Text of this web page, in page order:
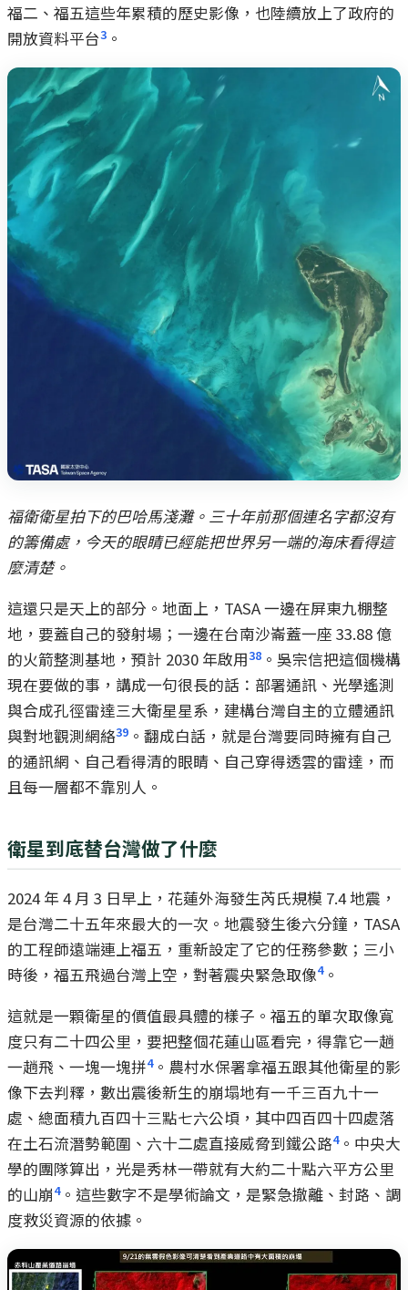
福二、福五這些年累積的歷史影像，也陸續放上了政府的
開放資料平台3 。
福衛衛星拍下的巴哈馬淺灘。三十年前那個連名字都沒有
的籌備處，今天的眼睛已經能把世界另一端的海床看得這
麼清楚。
這還只是天上的部分。地面上，TASA 一邊在屏東九棚整
地，要蓋自己的發射場；一邊在台南沙崙蓋一座 33.88 億
的火箭整測基地，預計 2030 年啟用38 。吳宗信把這個機構
現在要做的事，講成一句很長的話：部署通訊、光學遙測
與合成孔徑雷達三大衛星星系，建構台灣自主的立體通訊
與對地觀測網絡39 。翻成白話，就是台灣要同時擁有自己
的通訊網、自己看得清的眼睛、自己穿得透雲的雷達，而
且每一層都不靠別人。
衛星到底替台灣做了什麼
2024 年 4 月 3 日早上，花蓮外海發生芮氏規模 7.4 地震，
是台灣二十五年來最大的一次。地震發生後六分鐘，TASA
的工程師遠端連上福五，重新設定了它的任務參數；三小
時後，福五飛過台灣上空，對著震央緊急取像4。
這就是一顆衛星的價值最具體的樣子。福五的單次取像寬
度只有二十四公里，要把整個花蓮山區看完，得靠它一趟
一趟飛、一塊一塊拼4。農村水保署拿福五跟其他衛星的影
像下去判釋，數出震後新生的崩塌地有一千三百九十一
處、總面積九百四十三點七六公頃，其中四百四十四處落
在土石流潛勢範圍、六十二處直接威脅到鐵公路4。中央大
學的團隊算出，光是秀林一帶就有大約二十點六平方公里
的山崩4。這些數字不是學術論文，是緊急撤離、封路、調
度救災資源的依據。